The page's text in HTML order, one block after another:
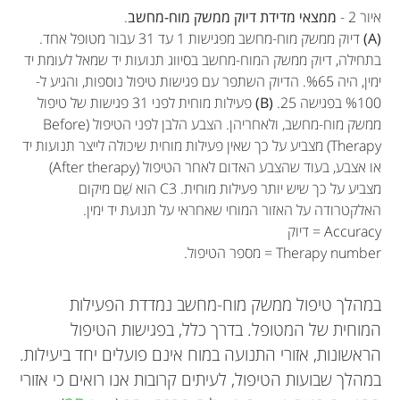
Christoph Guger
Christoph Guger מגיע מעיירה קטנה בהרי
אוסטריה, במרחק כמה שעות מדרום גרמניה. הוא
אוהב לטייל, לעשות סקי ולעסוק בסוגים נוספים של
ספורט הרים. סיים לימודי דוקטורט בהנדסה
Marc Sebastián-
Romagosa
מוזיקאי, אוהב לטייל וכן לרכוב על אופניים בהרים.
בכובעו המקצועי, דוקטור Sebastián-Romagosa
מנהל את ה-recoveriX-gym, והוא וקבוצתו
משתמשים בטכנולוגיית ממשק מוח-מחשב במטרה
Woosang Cho
Woosang Cho מגיע מקוריאה, עָרַךְ מחקרים רבים
בגרמניה. הצטרף למחלקת המחקר של g.tec
ב-2016, שָׁם הוא עובד על ממשקי מוח-מחשב במטרה
Tim Von Oertzen
בבית החולים האוניברסיטאי קֶפְּלֶר בלינץ, אוסטריה.
זהו בית חולים מוביל לטיפול במטופלי שבץ, ולינץ היא
Kyousuke Kamada
דוקטור Kyousuke Kamada קיבל דוקטורט ברפואה
ב-1995. הקריירה המקצועית שלו כוללת מחקר
באוניברסיטת הוֹקקאידוֹ, יפן; אוניברסיטת
ארלנגן-נוּרנברג, גרמניה; אוניברסיטת ג'וֹרג'טאון,
Brendan Z. Allison
Brendan Allison עשה דוקטורט במדעי הקוגניציה
באוניברסיטת קליפורניה, סן דייגו. לאחר מכן הוא עבד
עבור פרופ' John Polich בקליפורניה, פרופ'
Jonathan Wolpaw בניו יורק ופרופ' Gert
Rupert Ortner
Rupert Ortner הוא אחד המתכנתים הטובים ביותר
ב-g.tec, בעל ניסיון רב-שנים של עבודה עם ממשקי
מוח-מחשב מבוססי אלקטרואנצפלוגרם. הוא מוביל
כמה פרויקטי תכנות ופיתוח, בכללם עבודה עם
Riddhish
גיל: 13
גיל: 13
איור 2 - ממצאי מדידת דיוק ממשק מוח-מחשב.
(A)
דיוק ממשק מוח-מחשב מפגישות 1 עד 31 עבור מטופל אחד.
בתחילה, דיוק ממשק המוח-מחשב בסיווג תנועות יד שמאל לעומת יד
ימין, היה %65. הדיוק השתפר עם פגישות טיפול נוספות, והגיע ל-
%100 בפגישה 25.
(B)
פעילות מוחית לפני 31 פגישות של טיפול
ממשק מוח-מחשב, ולאחריהן. הצבע הלבן לפני הטיפול (Before
Therapy) מצביע על כך שאין פעילות מוחית שיכולה לייצר תנועות יד
או אצבע, בעוד שהצבע האדום לאחר הטיפול (After therapy)
מצביע על כך שיש יותר פעילות מוחית. C3 הוא שֵׁם מיקום
האלקטרודה על האזור המוחי שאחראי על תנועת יד ימין.
Accuracy = דיוק
Therapy number = מספר הטיפול.
במהלך טיפול ממשק מוח-מחשב נמדדת הפעילות
המוחית של המטופל. בדרך כלל, בפגישות הטיפול
הראשונות, אזורי התנועה במוח אינם פועלים יחד ביעילות.
במהלך שבועות הטיפול, לעיתים קרובות אנו רואים כי אזורי